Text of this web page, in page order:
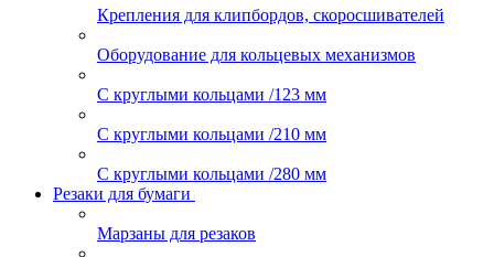
Крепления для клипбордов, скоросшивателей
Оборудование для кольцевых механизмов
С круглыми кольцами /123 мм
С круглыми кольцами /210 мм
С круглыми кольцами /280 мм
Резаки для бумаги
Марзаны для резаков